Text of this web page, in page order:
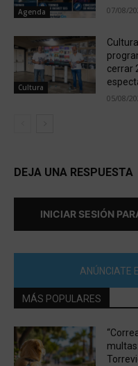
Agenda 07/08/
Cultura
cerrar
05/08/
DEJA UNA RESPUESTA
INICIAR SESIÓN
ANÚNCIATE
MÁS POPULARES